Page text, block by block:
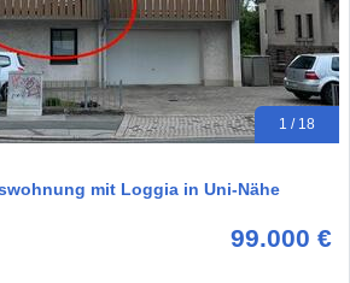
1 / 18
mit Loggia in Uni-Nähe
99.000 €